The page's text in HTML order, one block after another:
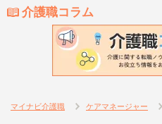
介護職コラム
マイナビ介護職 ケアマネージャー